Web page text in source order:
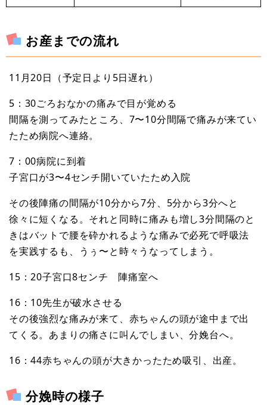
お産までの流れ
11月20日（予定日より5日遅れ）
5：30ごろおなかの痛みで目が覚める
間隔を測ってみたところ、7〜10分間隔で痛みが来てい
たため病院へ連絡。
7：00病院に到着
子宮口が3〜4センチ開いていたため入院
その後陣痛の間隔が10分から7分、5分から3分へと
徐々に短くなる。それと同時に痛みも増し3分間隔のと
きはバットで腰を砕かれるような痛みで必死で呼吸法
を実践するも、うぅ〜と時々うなってしまう。
15：20子宮口8センチ 陣痛室へ
16：10先生が破水させる
その後強烈な痛みが来て、赤ちゃんの頭が途中まで出
てくる。あまりの痛さに叫んでしまい、分娩台へ。
16：44赤ちゃんの頭が大きかったため吸引、出産。
分娩時の様子